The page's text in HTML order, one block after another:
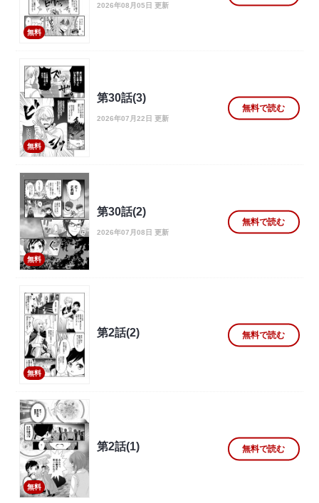
無料
2026年08月05日 更新
無料
第30話(3)
2026年07月22日 更新
無料で読む
無料
第30話(2)
2026年07月08日 更新
無料で読む
無料
第2話(2) 無料で読む
無料
第2話(1) 無料で読む